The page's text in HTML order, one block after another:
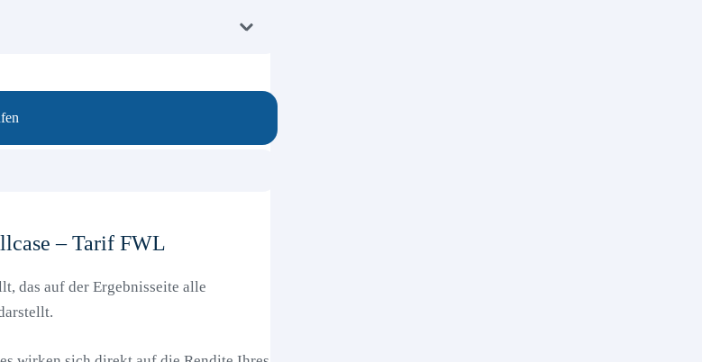
– Tarif FWL
das auf der Ergebnisseite alle